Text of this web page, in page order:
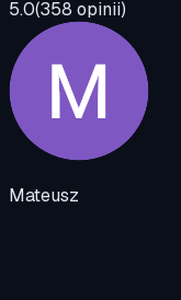
5.0(358 opinii)
Mateusz